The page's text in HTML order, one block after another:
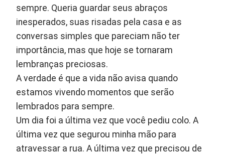
sempre. Queria guardar seus abraços
inesperados, suas risadas pela casa e as
conversas simples que pareciam não ter
importância, mas que hoje se tornaram
lembranças preciosas.
A verdade é que a vida não avisa quando
estamos vivendo momentos que serão
lembrados para sempre.
Um dia foi a última vez que você pediu colo. A
última vez que segurou minha mão para
atravessar a rua. A última vez que precisou de